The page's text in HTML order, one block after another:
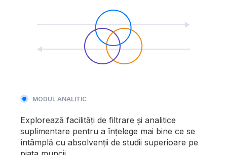
MODUL ANALITIC
Explorează facilități de filtrare și analitice
suplimentare pentru a înțelege mai bine ce se
întâmplă cu absolvenții de studii superioare pe